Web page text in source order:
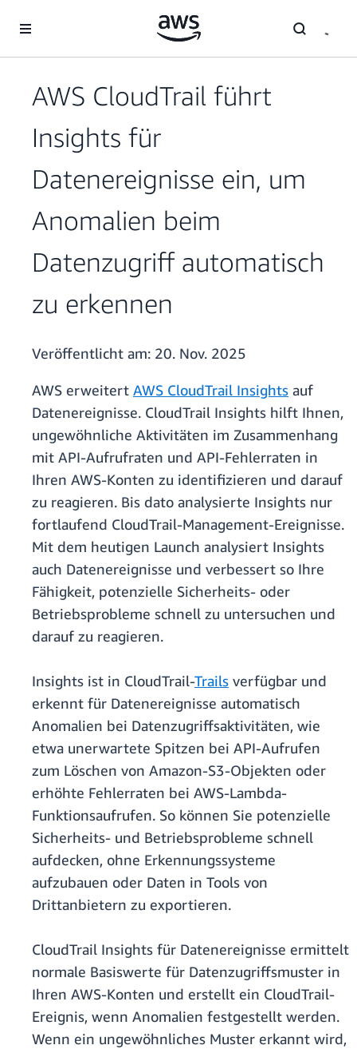
Überspringen zum Hauptinhalt
AWS CloudTrail führt
Insights für
Datenereignisse ein, um
Anomalien beim
Datenzugriff automatisch
zu erkennen
Veröffentlicht am: 20. Nov. 2025
AWS erweitert AWS CloudTrail Insights auf
Datenereignisse. CloudTrail Insights hilft Ihnen,
ungewöhnliche Aktivitäten im Zusammenhang
mit API-Aufrufraten und API-Fehlerraten in
Ihren AWS-Konten zu identifizieren und darauf
zu reagieren. Bis dato analysierte Insights nur
fortlaufend CloudTrail-Management-Ereignisse.
Mit dem heutigen Launch analysiert Insights
auch Datenereignisse und verbessert so Ihre
Fähigkeit, potenzielle Sicherheits- oder
Betriebsprobleme schnell zu untersuchen und
darauf zu reagieren.
Insights ist in CloudTrail-Trails verfügbar und
erkennt für Datenereignisse automatisch
Anomalien bei Datenzugriffsaktivitäten, wie
etwa unerwartete Spitzen bei API-Aufrufen
zum Löschen von Amazon-S3-Objekten oder
erhöhte Fehlerraten bei AWS-Lambda-
Funktionsaufrufen. So können Sie potenzielle
Sicherheits- und Betriebsprobleme schnell
aufdecken, ohne Erkennungssysteme
aufzubauen oder Daten in Tools von
Drittanbietern zu exportieren.
CloudTrail Insights für Datenereignisse ermittelt
normale Basiswerte für Datenzugriffsmuster in
Ihren AWS-Konten und erstellt ein CloudTrail-
Ereignis, wenn Anomalien festgestellt werden.
Wenn ein ungewöhnliches Muster erkannt wird,